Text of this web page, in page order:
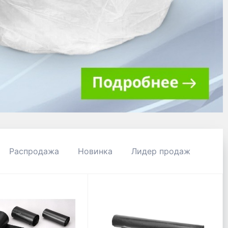
Распродажа Новинка Лидер продаж